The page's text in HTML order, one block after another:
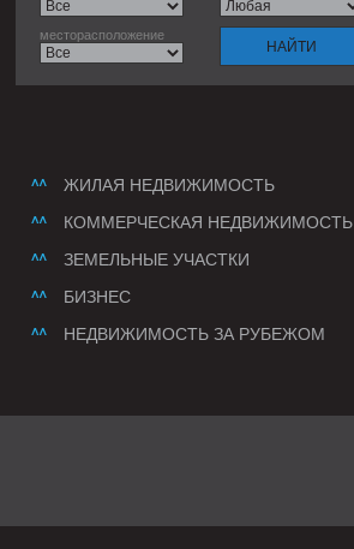
месторасположение
ЖИЛАЯ НЕДВИЖИМОСТЬ
КОММЕРЧЕСКАЯ НЕДВИЖИМОСТЬ
ЗЕМЕЛЬНЫЕ УЧАСТКИ
БИЗНЕС
НЕДВИЖИМОСТЬ ЗА РУБЕЖОМ